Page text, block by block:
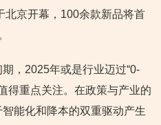
北京开幕，100余款新品将首
，2025年或是行业迈过“0-
得重点关注。在政策与产业的
能化和降本的双重驱动产生